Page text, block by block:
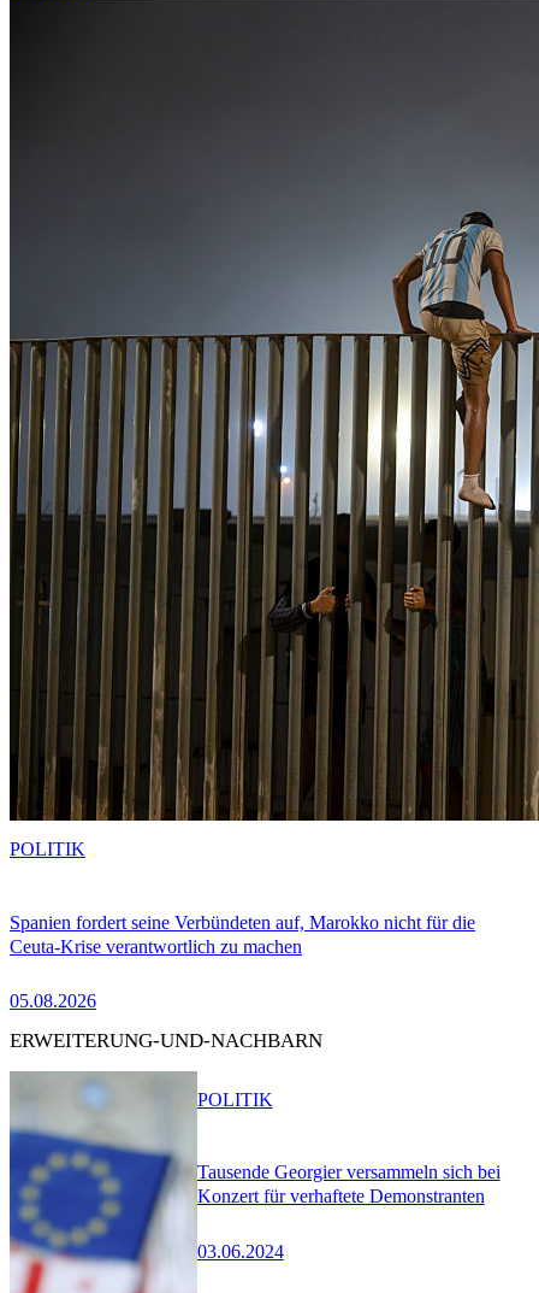
Spanien fordert seine Verbündeten auf, Marokko nicht für die
Ceuta-Krise verantwortlich zu machen
05.08.2026
POLITIK
ERWEITERUNG-UND-NACHBARN
Tausende Georgier versammeln sich bei
Konzert für verhaftete Demonstranten
03.06.2024
POLITIK